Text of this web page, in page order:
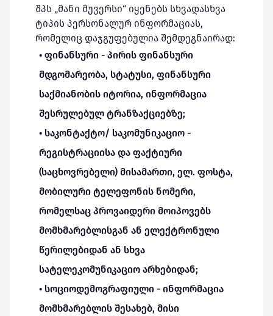
შპს „მანი მუვერსი“ იყენებს სხვადასხვა
ტიპის პერსონალურ ინფორმაციას,
რომელიც დაჯგუფებულია შემდეგნაირად:
• ფინანსური - პირის ფინანსური
მდგომარეობა, სტატუსი, ფინანსური
საქმიანობის იტორია, ინფორმაცია
შესრულებულ ტრანზაქციებზე;
• საკონტაქტო/ საკომუნიკაციო -
რეგისტრაციისა და ფაქტიური
(საცხოვრებელი) მისამართი, ელ. ფოსტა,
მობილური ტელეფონის ნომერი,
რომელსაც პროვაიდერი მოიპოვებს
მომხმარებლისგან ან ელექტრონული
წერილებიდან ან სხვა
სატელეკომუნიკაციო არხებიდან;
• სოციოდემოგრაფიული - ინფორმაცია
მომხმარებლის შესახებ, მისი